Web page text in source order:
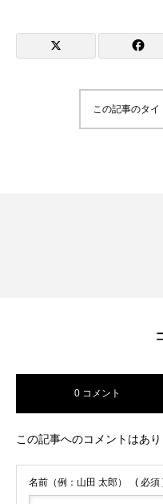
この記事のタ
0 コメント
この記事へのコメントはあり
名前（例：山田 太郎） ( 必須